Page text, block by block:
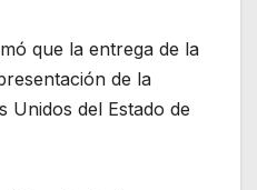
que la entrega de la
de la
Unidos del Estado de